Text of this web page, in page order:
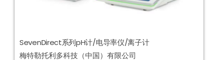
SevenDirect系列pH计/电导率仪/离子计
梅特勒托利多科技（中国）有限公司